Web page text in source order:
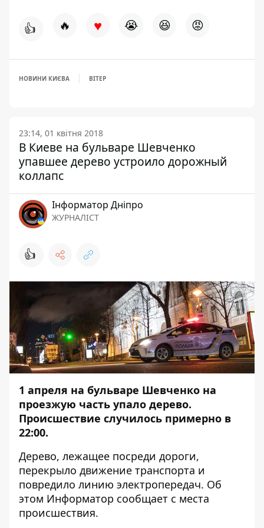
👍 🔥 ♥ 😭 😆 😡
НОВИНИ КИЄВА ВІТЕР
23:14, 01 квітня 2018
В Киеве на бульваре Шевченко
упавшее дерево устроило дорожный
коллапс
Інформатор Дніпро
ЖУРНАЛІСТ
👍
1 апреля на бульваре Шевченко на
проезжую часть упало дерево.
Происшествие случилось примерно в
22:00.
Дерево, лежащее посреди дороги,
перекрыло движение транспорта и
повредило линию электропередач. Об
этом Информатор сообщает с места
происшествия.